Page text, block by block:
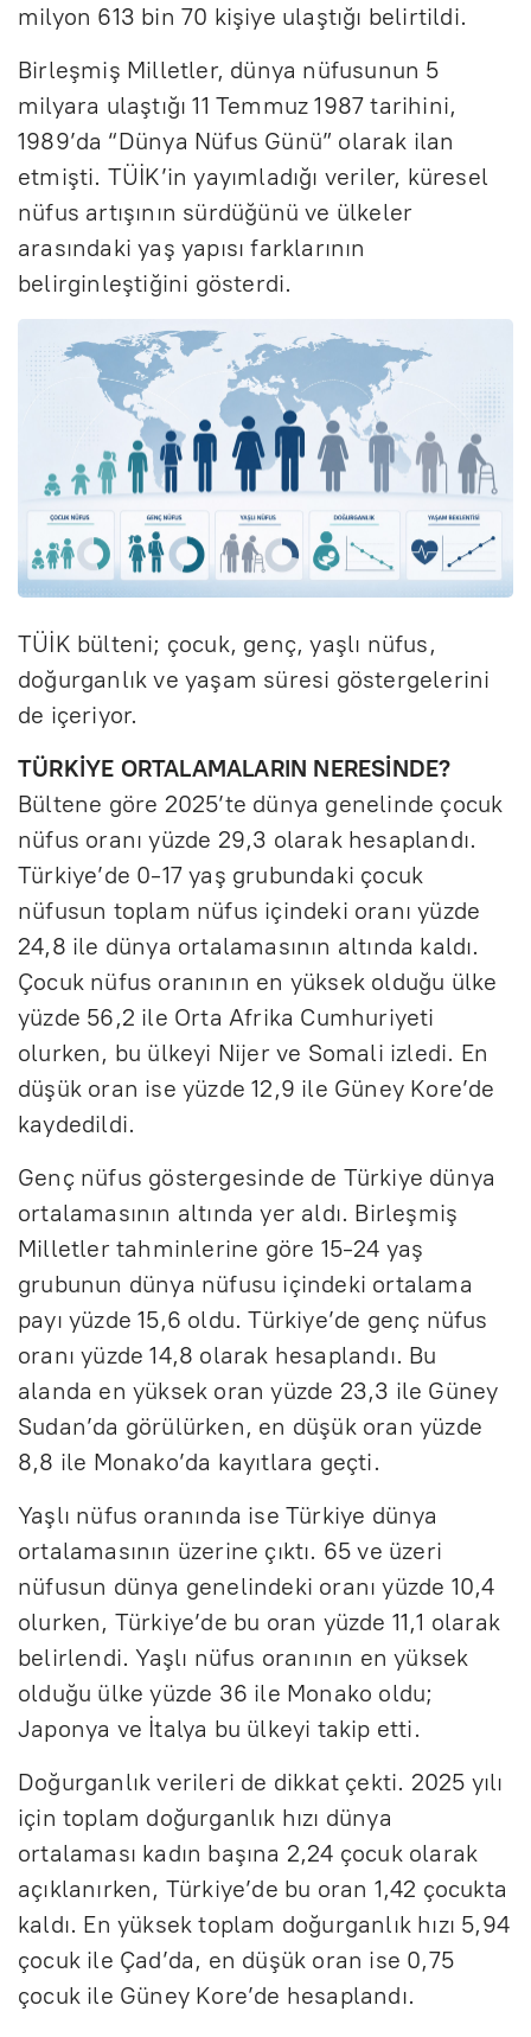
milyon 613 bin 70 kişiye ulaştığı belirtildi.
Birleşmiş Milletler, dünya nüfusunun 5
milyara ulaştığı 11 Temmuz 1987 tarihini,
1989’da “Dünya Nüfus Günü” olarak ilan
etmişti. TÜİK’in yayımladığı veriler, küresel
nüfus artışının sürdüğünü ve ülkeler
arasındaki yaş yapısı farklarının
belirginleştiğini gösterdi.
TÜİK bülteni; çocuk, genç, yaşlı nüfus,
doğurganlık ve yaşam süresi göstergelerini
de içeriyor.
TÜRKİYE ORTALAMALARIN NERESİNDE?
Bültene göre 2025’te dünya genelinde çocuk
nüfus oranı yüzde 29,3 olarak hesaplandı.
Türkiye’de 0-17 yaş grubundaki çocuk
nüfusun toplam nüfus içindeki oranı yüzde
24,8 ile dünya ortalamasının altında kaldı.
Çocuk nüfus oranının en yüksek olduğu ülke
yüzde 56,2 ile Orta Afrika Cumhuriyeti
olurken, bu ülkeyi Nijer ve Somali izledi. En
düşük oran ise yüzde 12,9 ile Güney Kore’de
kaydedildi.
Genç nüfus göstergesinde de Türkiye dünya
ortalamasının altında yer aldı. Birleşmiş
Milletler tahminlerine göre 15-24 yaş
grubunun dünya nüfusu içindeki ortalama
payı yüzde 15,6 oldu. Türkiye’de genç nüfus
oranı yüzde 14,8 olarak hesaplandı. Bu
alanda en yüksek oran yüzde 23,3 ile Güney
Sudan’da görülürken, en düşük oran yüzde
8,8 ile Monako’da kayıtlara geçti.
Yaşlı nüfus oranında ise Türkiye dünya
ortalamasının üzerine çıktı. 65 ve üzeri
nüfusun dünya genelindeki oranı yüzde 10,4
olurken, Türkiye’de bu oran yüzde 11,1 olarak
belirlendi. Yaşlı nüfus oranının en yüksek
olduğu ülke yüzde 36 ile Monako oldu;
Japonya ve İtalya bu ülkeyi takip etti.
Doğurganlık verileri de dikkat çekti. 2025 yılı
için toplam doğurganlık hızı dünya
ortalaması kadın başına 2,24 çocuk olarak
açıklanırken, Türkiye’de bu oran 1,42 çocukta
kaldı. En yüksek toplam doğurganlık hızı 5,94
çocuk ile Çad’da, en düşük oran ise 0,75
çocuk ile Güney Kore’de hesaplandı.